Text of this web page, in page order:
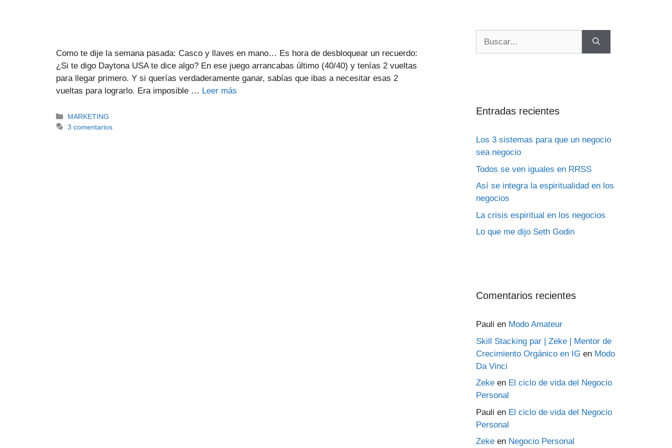
Como te dije la semana pasada: Casco y llaves en mano… Es hora de desbloquear un recuerdo:
¿Si te digo Daytona USA te dice algo? En ese juego arrancabas último (40/40) y tenías 2 vueltas
para llegar primero. Y si querías verdaderamente ganar, sabías que ibas a necesitar esas 2
vueltas para lograrlo. Era imposible … Leer más
MARKETING
3 comentarios
Entradas recientes
Los 3 sistemas para que un negocio
sea negocio
Todos se ven iguales en RRSS
Así se integra la espiritualidad en los
negocios
La crisis espiritual en los negocios
Lo que me dijo Seth Godin
Comentarios recientes
Pauli en Modo Amateur
Skill Stacking par | Zeke | Mentor de
Crecimiento Orgánico en IG en Modo
Da Vinci
Zeke en El ciclo de vida del Negocio
Personal
Pauli en El ciclo de vida del Negocio
Personal
Zeke en Negocio Personal